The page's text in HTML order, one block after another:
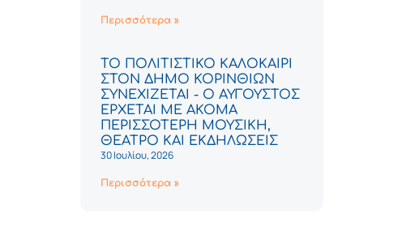
Περισσότερα »
ΤΟ ΠΟΛΙΤΙΣΤΙΚΟ ΚΑΛΟΚΑΙΡΙ
ΣΤΟΝ ΔΗΜΟ ΚΟΡΙΝΘΙΩΝ
ΣΥΝΕΧΙΖΕΤΑΙ - Ο ΑΥΓΟΥΣΤΟΣ
ΕΡΧΕΤΑΙ ΜΕ ΑΚΟΜΑ
ΠΕΡΙΣΣΟΤΕΡΗ ΜΟΥΣΙΚΗ,
ΘΕΑΤΡΟ ΚΑΙ ΕΚΔΗΛΩΣΕΙΣ
30 Ιουλίου, 2026
Περισσότερα »